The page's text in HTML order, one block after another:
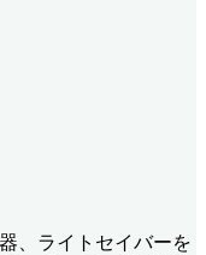
、ライトセイバーを